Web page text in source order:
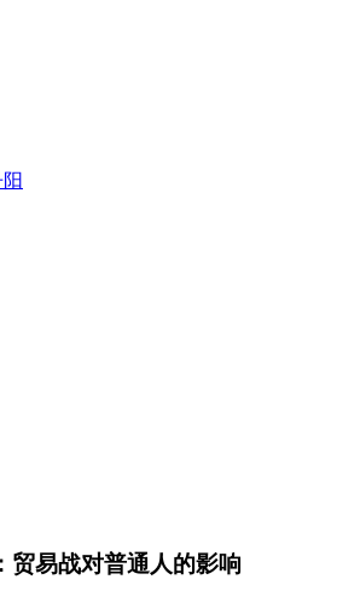
贸易战对普通人的影响